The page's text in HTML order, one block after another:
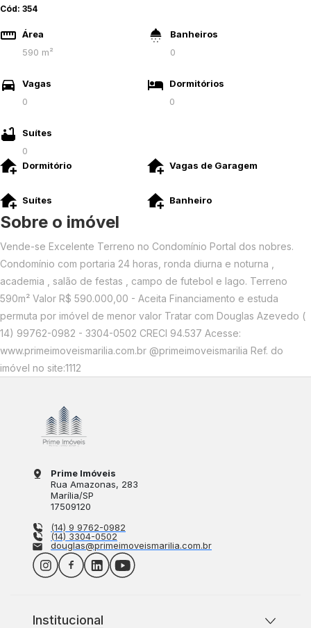
Cód: 354
Área
590 m²
Banheiros
0
Vagas
0
Dormitórios
0
Suítes
0
Dormitório
Vagas de Garagem
Suítes Banheiro
Sobre o imóvel
Vende-se Excelente Terreno no Condomínio Portal dos nobres.
Condomínio com portaria 24 horas, ronda diurna e noturna ,
academia , salão de festas , campo de futebol e lago. Terreno
590m² Valor R$ 590.000,00 - Aceita Financiamento e estuda
permuta por imóvel de menor valor Tratar com Douglas Azevedo (
14) 99762-0982 - 3304-0502 CRECI 94.537 Acesse:
www.primeimoveismarilia.com.br @primeimoveismarilia Ref. do
imóvel no site:1112
Prime Imóveis
Rua Amazonas, 283
Marília/SP
17509120
(14) 9 9762-0982
(14) 3304-0502
douglas@primeimoveismarilia.com.br
Institucional